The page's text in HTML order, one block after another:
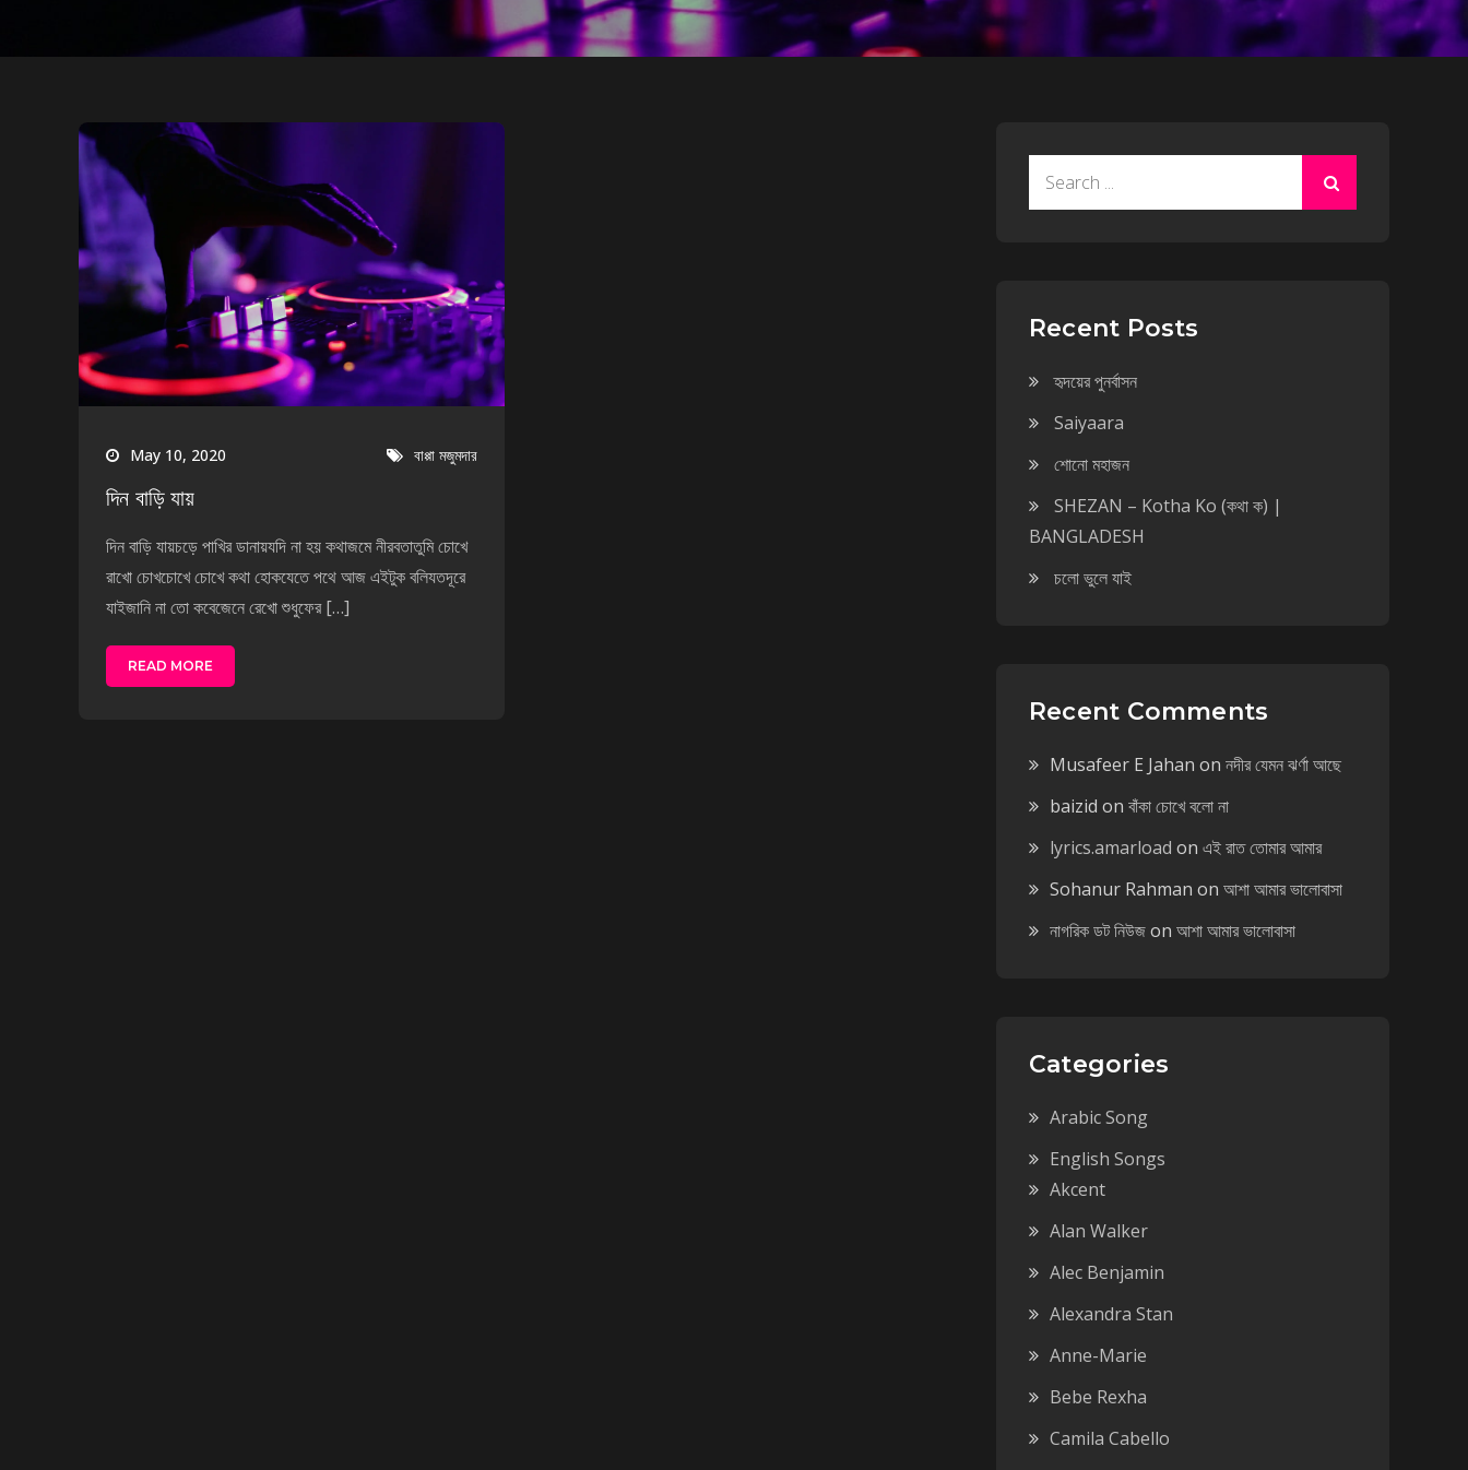
May 10, 2020 বাপ্পা মজুমদার
দিন বাড়ি যায়
দিন বাড়ি যায়চড়ে পাখির ডানায়যদি না হয় কথাজমে নীরবতাতুমি চোখে
রাখো চোখচোখে চোখে কথা হোকযেতে পথে আজ এইটুক বলিযতদূরে
যাইজানি না তো কবেজেনে রেখো শুধুফের […]
READ MORE
Recent Posts
হৃদয়ের পুনর্বাসন
Saiyaara
শোনো মহাজন
SHEZAN – Kotha Ko (কথা ক) |
BANGLADESH
চলো ভুলে যাই
Recent Comments
Musafeer E Jahan on নদীর যেমন ঝর্ণা আছে
baizid on বাঁকা চোখে বলো না
lyrics.amarload on এই রাত তোমার আমার
Sohanur Rahman on আশা আমার ভালোবাসা
নাগরিক ডট নিউজon আশা আমার ভালোবাসা
Categories
Arabic Song
English Songs
Akcent
Alan Walker
Alec Benjamin
Alexandra Stan
Anne-Marie
Bebe Rexha
Camila Cabello